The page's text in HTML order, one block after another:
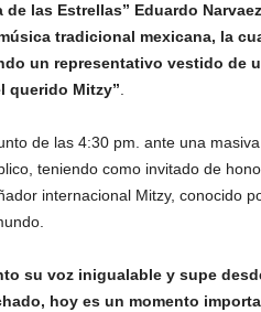
de las Estrellas” Eduardo Narvaez
tradicional mexicana, la
un representativo vestido de
querido Mitzy”
de las 4:30 pm. ante una
teniendo como invitado de
internacional Mitzy, conocido
su voz inigualable y supe
hoy es un momento